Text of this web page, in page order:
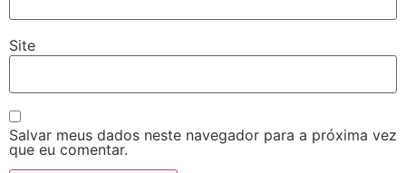
Site
Salvar meus dados neste navegador para a próxima vez
que eu comentar.